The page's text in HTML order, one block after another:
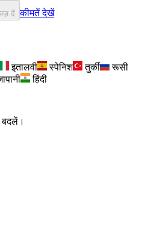
दें कीमतें देखें
इतालवी स्पेनिश तुर्की
रूसी
हिंदी
बदलें।